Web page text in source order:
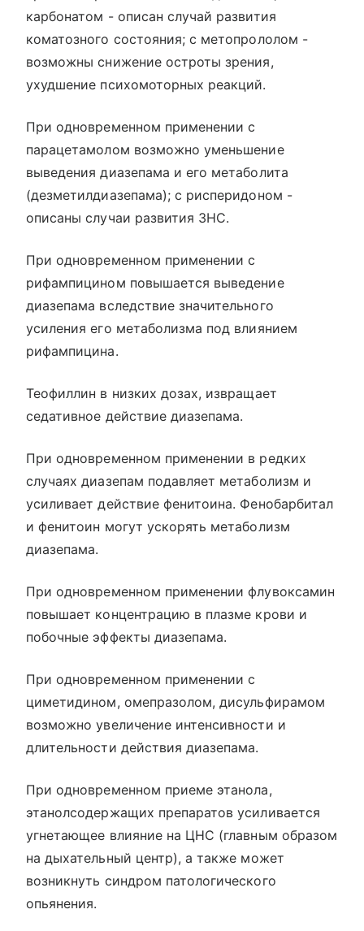
карбонатом - описан случай развития
коматозного состояния; с метопрололом -
возможны снижение остроты зрения,
ухудшение психомоторных реакций.
При одновременном применении с
парацетамолом возможно уменьшение
выведения диазепама и его метаболита
(дезметилдиазепама); с рисперидоном -
описаны случаи развития ЗНС.
При одновременном применении с
рифампицином повышается выведение
диазепама вследствие значительного
усиления его метаболизма под влиянием
рифампицина.
Теофиллин в низких дозах, извращает
седативное действие диазепама.
При одновременном применении в редких
случаях диазепам подавляет метаболизм и
усиливает действие фенитоина. Фенобарбитал
и фенитоин могут ускорять метаболизм
диазепама.
При одновременном применении флувоксамин
повышает концентрацию в плазме крови и
побочные эффекты диазепама.
При одновременном применении с
циметидином, омепразолом, дисульфирамом
возможно увеличение интенсивности и
длительности действия диазепама.
При одновременном приеме этанола,
этанолсодержащих препаратов усиливается
угнетающее влияние на ЦНС (главным образом
на дыхательный центр), а также может
возникнуть синдром патологического
опьянения.